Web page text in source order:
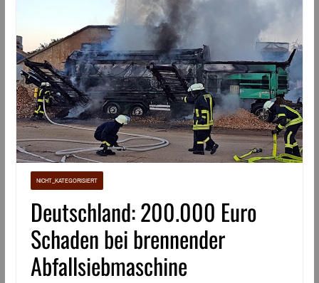
NICHT_KATEGORISIERT
Deutschland: 200.000 Euro
Schaden bei brennender
Abfallsiebmaschine